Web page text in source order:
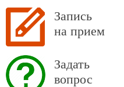
Запись
на прием
Задать
вопрос